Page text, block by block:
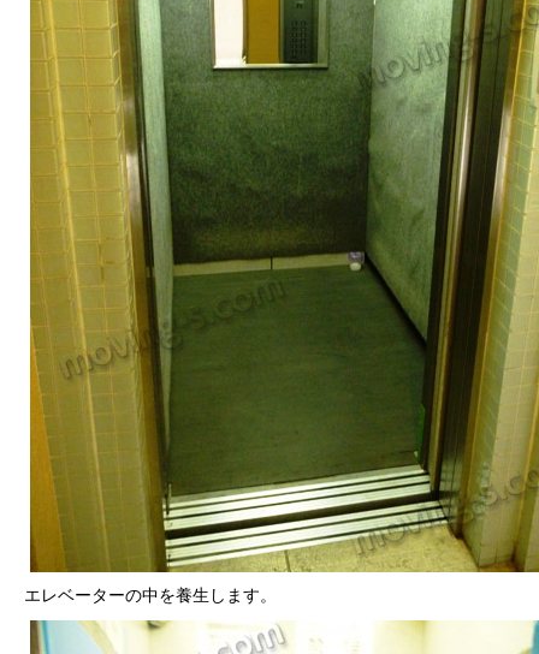
エレベーターの中を養生します。